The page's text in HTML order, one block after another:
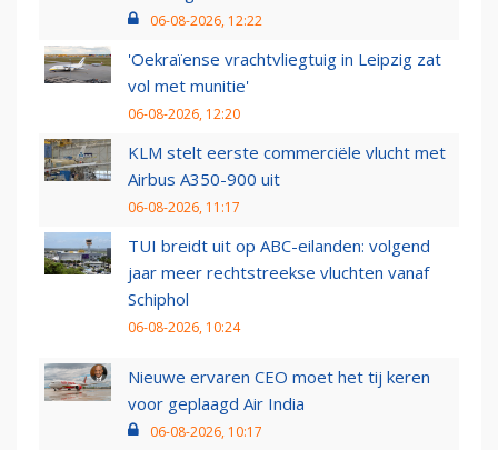
06-08-2026, 12:22
'Oekraïense vrachtvliegtuig in Leipzig zat
vol met munitie'
06-08-2026, 12:20
KLM stelt eerste commerciële vlucht met
Airbus A350-900 uit
06-08-2026, 11:17
TUI breidt uit op ABC-eilanden: volgend
jaar meer rechtstreekse vluchten vanaf
Schiphol
06-08-2026, 10:24
Nieuwe ervaren CEO moet het tij keren
voor geplaagd Air India
06-08-2026, 10:17